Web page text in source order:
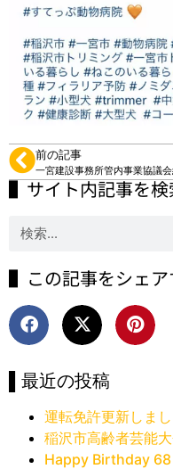
前の記事
▌サイト内記事を検
▌この記事をシェア
▌最近の投稿
運転免許更新しま
稲沢市高齢者芸能
Happy Birthday 68